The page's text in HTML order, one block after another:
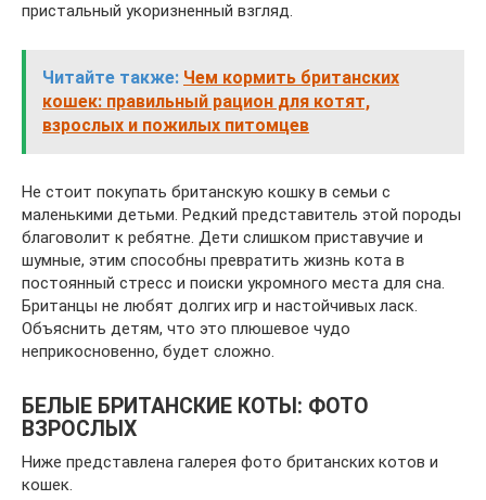
пристальный укоризненный взгляд.
Читайте также: Чем кормить британских
кошек: правильный рацион для котят,
взрослых и пожилых питомцев
Не стоит покупать британскую кошку в семьи с
маленькими детьми. Редкий представитель этой породы
благоволит к ребятне. Дети слишком приставучие и
шумные, этим способны превратить жизнь кота в
постоянный стресс и поиски укромного места для сна.
Британцы не любят долгих игр и настойчивых ласк.
Объяснить детям, что это плюшевое чудо
неприкосновенно, будет сложно.
БЕЛЫЕ БРИТАНСКИЕ КОТЫ: ФОТО
ВЗРОСЛЫХ
Ниже представлена галерея фото британских котов и
кошек.